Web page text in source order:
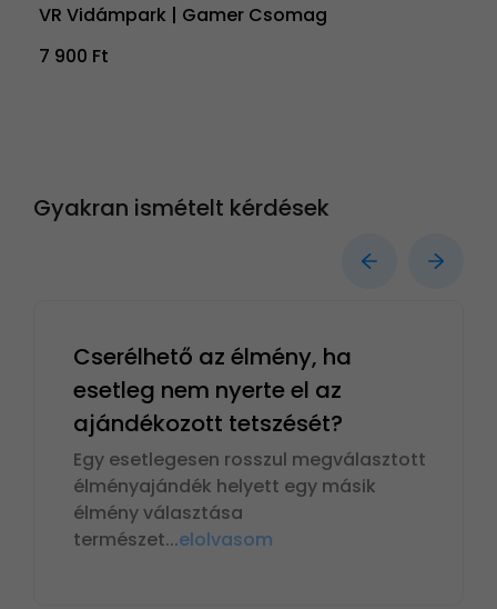
VR Vidámpark | Gamer Csomag
7 900 Ft
Gyakran ismételt kérdések
Cserélhető az élmény, ha
esetleg nem nyerte el az
ajándékozott tetszését?
Egy esetlegesen rosszul megválasztott
élményajándék helyett egy másik
élmény választása
természet...elolvasom